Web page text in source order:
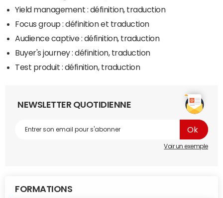
Yield management : définition, traduction
Focus group : définition et traduction
Audience captive : définition, traduction
Buyer's journey : définition, traduction
Test produit : définition, traduction
NEWSLETTER QUOTIDIENNE
Voir un exemple
FORMATIONS